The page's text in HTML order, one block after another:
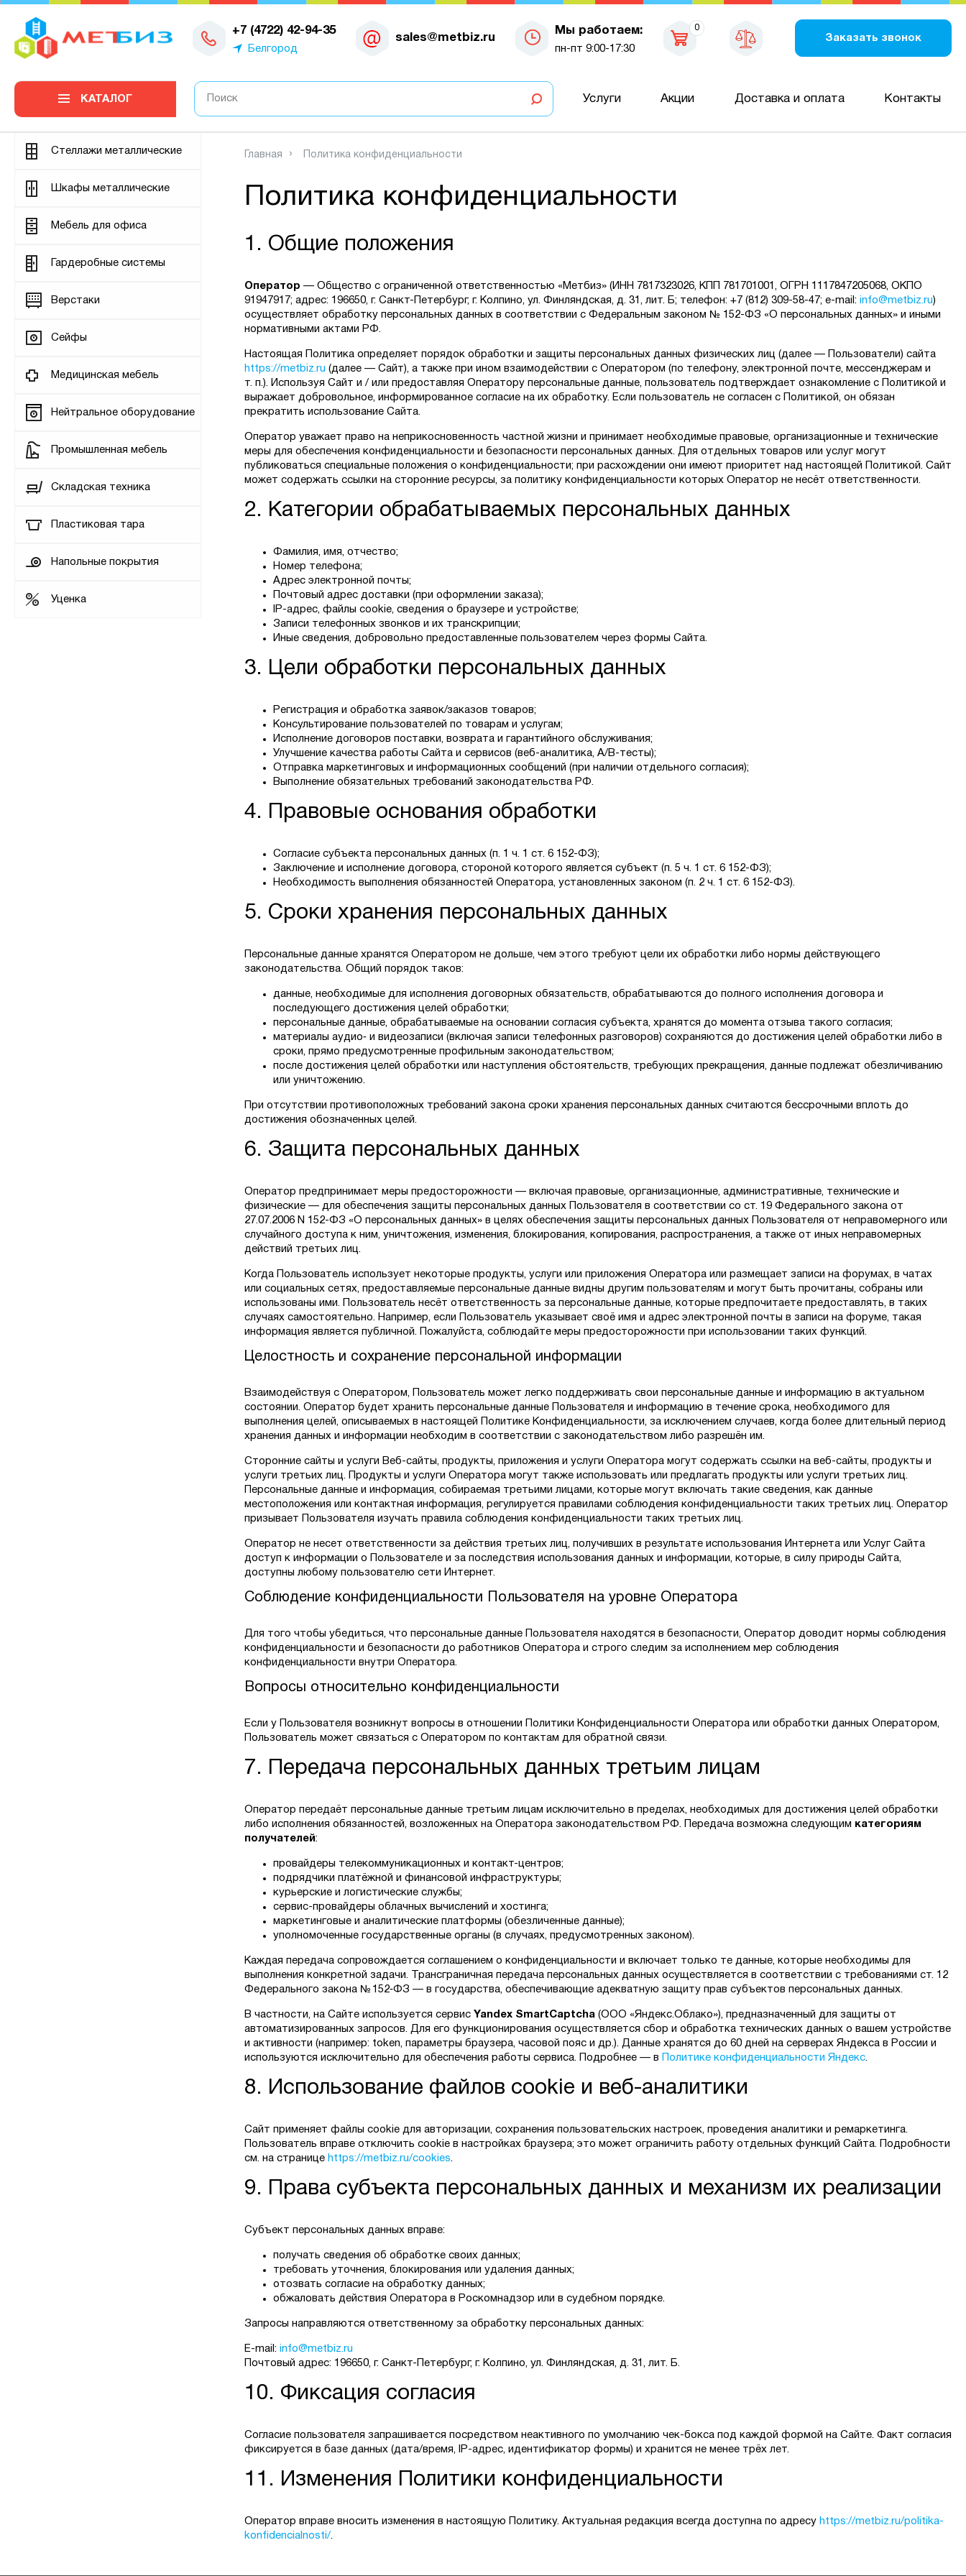
+7 (4722) 42-94-35
Белгород
sales@metbiz.ru
Мы работаем:
пн-пт 9:00-17:30
0
Заказать звонок
0
КАТАЛОГ Услуги Акции Доставка и оплата Контакты
Стеллажи металлические
Шкафы металлические
Мебель для офиса
Гардеробные системы
Верстаки
Сейфы
Медицинская мебель
Нейтральное оборудование
Промышленная мебель
Складская техника
Пластиковая тара
Напольные покрытия
Уценка
Главная Политика конфиденциальности
Политика конфиденциальности
1. Общие положения
Оператор — Общество с ограниченной ответственностью «Метбиз» (ИНН 7817323026, КПП 781701001, ОГРН 1117847205068, ОКПО
91947917; адрес: 196650, г. Санкт-Петербург, г. Колпино, ул. Финляндская, д. 31, лит. Б; телефон: +7 (812) 309-58-47; e-mail: info@metbiz.ru)
осуществляет обработку персональных данных в соответствии с Федеральным законом № 152-ФЗ «О персональных данных» и иными
нормативными актами РФ.
Настоящая Политика определяет порядок обработки и защиты персональных данных физических лиц (далее — Пользователи) сайта
https://metbiz.ru (далее — Сайт), а также при ином взаимодействии с Оператором (по телефону, электронной почте, мессенджерам и
т. п.). Используя Сайт и / или предоставляя Оператору персональные данные, пользователь подтверждает ознакомление с Политикой и
выражает добровольное, информированное согласие на их обработку. Если пользователь не согласен с Политикой, он обязан
прекратить использование Сайта.
Оператор уважает право на неприкосновенность частной жизни и принимает необходимые правовые, организационные и технические
меры для обеспечения конфиденциальности и безопасности персональных данных. Для отдельных товаров или услуг могут
публиковаться специальные положения о конфиденциальности; при расхождении они имеют приоритет над настоящей Политикой. Сайт
может содержать ссылки на сторонние ресурсы, за политику конфиденциальности которых Оператор не несёт ответственности.
2. Категории обрабатываемых персональных данных
Фамилия, имя, отчество;
Номер телефона;
Адрес электронной почты;
Почтовый адрес доставки (при оформлении заказа);
IP-адрес, файлы cookie, сведения о браузере и устройстве;
Записи телефонных звонков и их транскрипции;
Иные сведения, добровольно предоставленные пользователем через формы Сайта.
3. Цели обработки персональных данных
Регистрация и обработка заявок/заказов товаров;
Консультирование пользователей по товарам и услугам;
Исполнение договоров поставки, возврата и гарантийного обслуживания;
Улучшение качества работы Сайта и сервисов (веб-аналитика, A/B-тесты);
Отправка маркетинговых и информационных сообщений (при наличии отдельного согласия);
Выполнение обязательных требований законодательства РФ.
4. Правовые основания обработки
Согласие субъекта персональных данных (п. 1 ч. 1 ст. 6 152-ФЗ);
Заключение и исполнение договора, стороной которого является субъект (п. 5 ч. 1 ст. 6 152-ФЗ);
Необходимость выполнения обязанностей Оператора, установленных законом (п. 2 ч. 1 ст. 6 152-ФЗ).
5. Сроки хранения персональных данных
Персональные данные хранятся Оператором не дольше, чем этого требуют цели их обработки либо нормы действующего
законодательства. Общий порядок таков:
данные, необходимые для исполнения договорных обязательств, обрабатываются до полного исполнения договора и
последующего достижения целей обработки;
персональные данные, обрабатываемые на основании согласия субъекта, хранятся до момента отзыва такого согласия;
материалы аудио‑ и видеозаписи (включая записи телефонных разговоров) сохраняются до достижения целей обработки либо в
сроки, прямо предусмотренные профильным законодательством;
после достижения целей обработки или наступления обстоятельств, требующих прекращения, данные подлежат обезличиванию
или уничтожению.
При отсутствии противоположных требований закона сроки хранения персональных данных считаются бессрочными вплоть до
достижения обозначенных целей.
6. Защита персональных данных
Оператор предпринимает меры предосторожности — включая правовые, организационные, административные, технические и
физические — для обеспечения защиты персональных данных Пользователя в соответствии со ст. 19 Федерального закона от
27.07.2006 N 152-ФЗ «О персональных данных» в целях обеспечения защиты персональных данных Пользователя от неправомерного или
случайного доступа к ним, уничтожения, изменения, блокирования, копирования, распространения, а также от иных неправомерных
действий третьих лиц.
Когда Пользователь использует некоторые продукты, услуги или приложения Оператора или размещает записи на форумах, в чатах
или социальных сетях, предоставляемые персональные данные видны другим пользователям и могут быть прочитаны, собраны или
использованы ими. Пользователь несёт ответственность за персональные данные, которые предпочитаете предоставлять, в таких
случаях самостоятельно. Например, если Пользователь указывает своё имя и адрес электронной почты в записи на форуме, такая
информация является публичной. Пожалуйста, соблюдайте меры предосторожности при использовании таких функций.
Целостность и сохранение персональной информации
Взаимодействуя с Оператором, Пользователь может легко поддерживать свои персональные данные и информацию в актуальном
состоянии. Оператор будет хранить персональные данные Пользователя и информацию в течение срока, необходимого для
выполнения целей, описываемых в настоящей Политике Конфиденциальности, за исключением случаев, когда более длительный период
хранения данных и информации необходим в соответствии с законодательством либо разрешён им.
Сторонние сайты и услуги Веб-сайты, продукты, приложения и услуги Оператора могут содержать ссылки на веб-сайты, продукты и
услуги третьих лиц. Продукты и услуги Оператора могут также использовать или предлагать продукты или услуги третьих лиц.
Персональные данные и информация, собираемая третьими лицами, которые могут включать такие сведения, как данные
местоположения или контактная информация, регулируется правилами соблюдения конфиденциальности таких третьих лиц. Оператор
призывает Пользователя изучать правила соблюдения конфиденциальности таких третьих лиц.
Оператор не несет ответственности за действия третьих лиц, получивших в результате использования Интернета или Услуг Сайта
доступ к информации о Пользователе и за последствия использования данных и информации, которые, в силу природы Сайта,
доступны любому пользователю сети Интернет.
Соблюдение конфиденциальности Пользователя на уровне Оператора
Для того чтобы убедиться, что персональные данные Пользователя находятся в безопасности, Оператор доводит нормы соблюдения
конфиденциальности и безопасности до работников Оператора и строго следим за исполнением мер соблюдения
конфиденциальности внутри Оператора.
Вопросы относительно конфиденциальности
Если у Пользователя возникнут вопросы в отношении Политики Конфиденциальности Оператора или обработки данных Оператором,
Пользователь может связаться с Оператором по контактам для обратной связи.
7. Передача персональных данных третьим лицам
Оператор передаёт персональные данные третьим лицам исключительно в пределах, необходимых для достижения целей обработки
либо исполнения обязанностей, возложенных на Оператора законодательством РФ. Передача возможна следующим категориям
получателей:
провайдеры телекоммуникационных и контакт-центров;
подрядчики платёжной и финансовой инфраструктуры;
курьерские и логистические службы;
сервис-провайдеры облачных вычислений и хостинга;
маркетинговые и аналитические платформы (обезличенные данные);
уполномоченные государственные органы (в случаях, предусмотренных законом).
Каждая передача сопровождается соглашением о конфиденциальности и включает только те данные, которые необходимы для
выполнения конкретной задачи. Трансграничная передача персональных данных осуществляется в соответствии с требованиями ст. 12
Федерального закона № 152‑ФЗ — в государства, обеспечивающие адекватную защиту прав субъектов персональных данных.
В частности, на Сайте используется сервис Yandex SmartCaptcha (ООО «Яндекс.Облако»), предназначенный для защиты от
автоматизированных запросов. Для его функционирования осуществляется сбор и обработка технических данных о вашем устройстве
и активности (например: token, параметры браузера, часовой пояс и др.). Данные хранятся до 60 дней на серверах Яндекса в России и
используются исключительно для обеспечения работы сервиса. Подробнее — в
Политике конфиденциальности Яндекс.
8. Использование файлов cookie и веб-аналитики
Сайт применяет файлы cookie для авторизации, сохранения пользовательских настроек, проведения аналитики и ремаркетинга.
Пользователь вправе отключить cookie в настройках браузера; это может ограничить работу отдельных функций Сайта. Подробности
см. на странице https://metbiz.ru/cookies.
9. Права субъекта персональных данных и механизм их реализации
Субъект персональных данных вправе:
получать сведения об обработке своих данных;
требовать уточнения, блокирования или удаления данных;
отозвать согласие на обработку данных;
обжаловать действия Оператора в Роскомнадзор или в судебном порядке.
Запросы направляются ответственному за обработку персональных данных:
E-mail: info@metbiz.ru
Почтовый адрес: 196650, г. Санкт-Петербург, г. Колпино, ул. Финляндская, д. 31, лит. Б.
10. Фиксация согласия
Согласие пользователя запрашивается посредством неактивного по умолчанию чек-бокса под каждой формой на Сайте. Факт согласия
фиксируется в базе данных (дата/время, IP-адрес, идентификатор формы) и хранится не менее трёх лет.
11. Изменения Политики конфиденциальности
Оператор вправе вносить изменения в настоящую Политику. Актуальная редакция всегда доступна по адресу https://metbiz.ru/politika-
konfidencialnosti/.